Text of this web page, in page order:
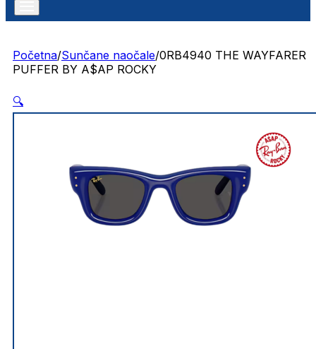
Početna/Sunčane naočale/0RB4940 THE WAYFARER
PUFFER BY A$AP ROCKY
🔍